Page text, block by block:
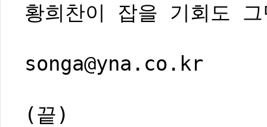
황희찬이 잡을 기회도
songa@yna.co.kr
(끝)